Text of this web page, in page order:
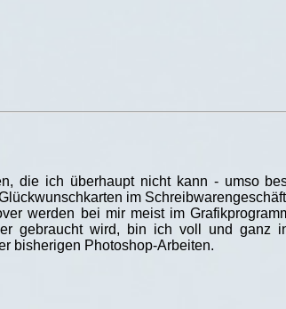
die ich überhaupt nicht kann - umso
im
werden bei mir meist im
gebraucht wird, bin ich voll und ganz
bisherigen Photoshop-Arbeiten.